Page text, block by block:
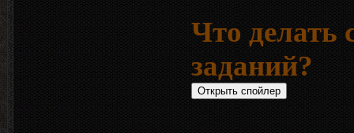
Что делать
заданий?